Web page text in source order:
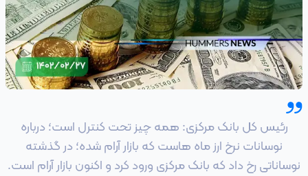
رئیس کل بانک مرکزی: همه‌ چیز تحت کنترل است؛ درباره
نوسانات نرخ ارز ماه‌ هاست که بازار آرام شده؛ در گذشته
نوساناتی رخ داد که بانک مرکزی ورود کرد و اکنون بازار آرام است.